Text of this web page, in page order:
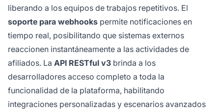
liberando a los equipos de trabajos repetitivos. El
soporte para webhooks permite notificaciones en
tiempo real, posibilitando que sistemas externos
reaccionen instantáneamente a las actividades de
afiliados. La API RESTful v3 brinda a los
desarrolladores acceso completo a toda la
funcionalidad de la plataforma, habilitando
integraciones personalizadas y escenarios avanzados